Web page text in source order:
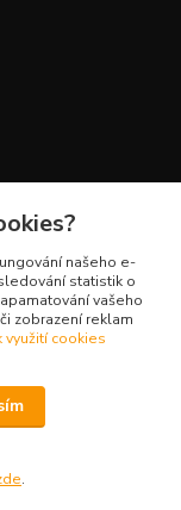
našeho e-
statistik o
vašeho
zobrazení reklam
využití cookies
.